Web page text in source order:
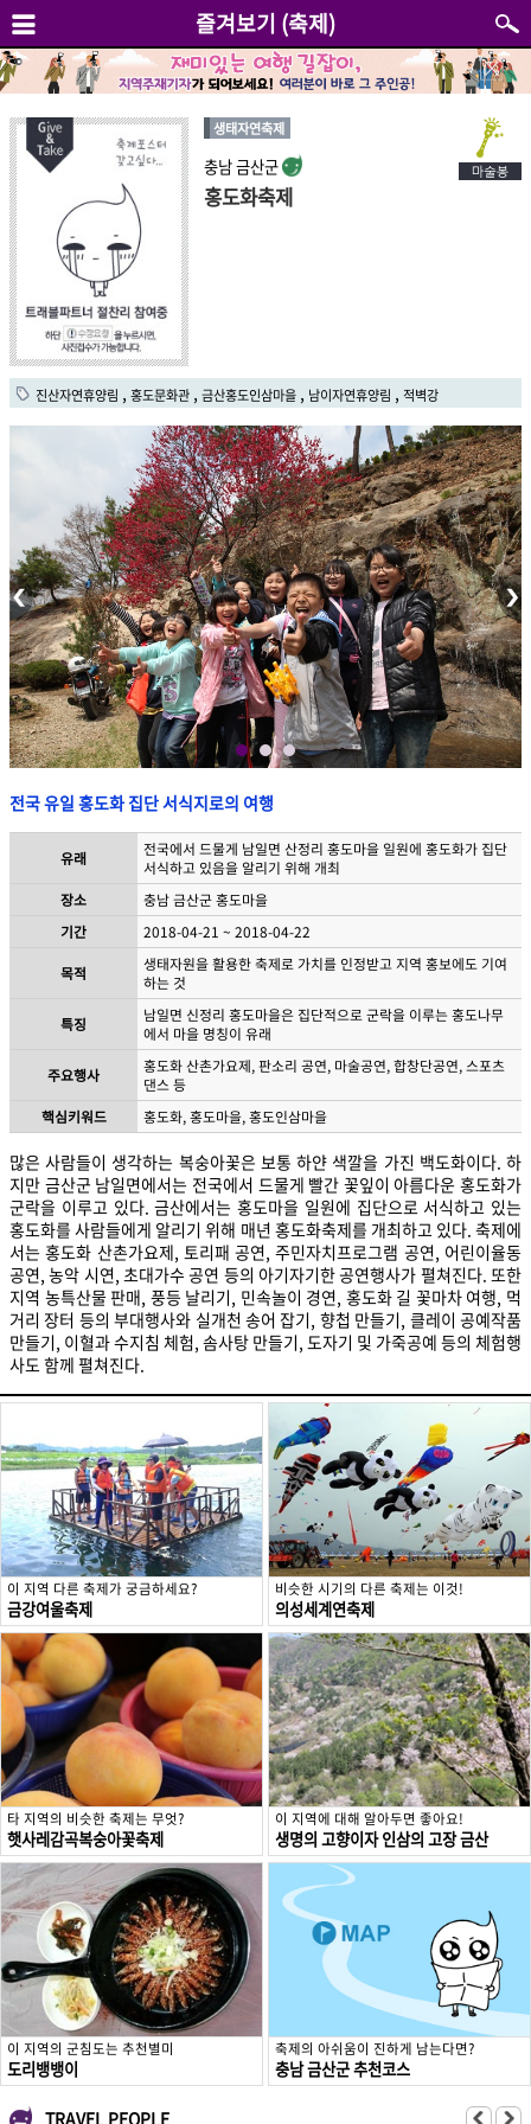
즐겨보기 (축제)
생태자연축제
충남 금산군
홍도화축제
진산자연휴양림 , 홍도문화관 , 금산홍도인삼마을 , 남이자연휴양림 , 적벽강
전국 유일 홍도화 집단 서식지로의 여행
유래
전국에서 드물게 남일면 산정리 홍도마을 일원에 홍도화가 집단
서식하고 있음을 알리기 위해 개최
장소
충남 금산군 홍도마을
기간
2018-04-21 ~ 2018-04-22
목적
생태자원을 활용한 축제로 가치를 인정받고 지역 홍보에도 기여
하는 것
특징
남일면 신정리 홍도마을은 집단적으로 군락을 이루는 홍도나무
에서 마을 명칭이 유래
주요행사
홍도화 산촌가요제, 판소리 공연, 마술공연, 합창단공연, 스포츠
댄스 등
핵심키워드
홍도화, 홍도마을, 홍도인삼마을
많은 사람들이 생각하는 복숭아꽃은 보통 하얀 색깔을 가진 백도화이다. 하
지만 금산군 남일면에서는 전국에서 드물게 빨간 꽃잎이 아름다운 홍도화가
군락을 이루고 있다. 금산에서는 홍도마을 일원에 집단으로 서식하고 있는
홍도화를 사람들에게 알리기 위해 매년 홍도화축제를 개최하고 있다. 축제에
서는 홍도화 산촌가요제, 토리패 공연, 주민자치프로그램 공연, 어린이율동
공연, 농악 시연, 초대가수 공연 등의 아기자기한 공연행사가 펼쳐진다. 또한
지역 농특산물 판매, 풍등 날리기, 민속놀이 경연, 홍도화 길 꽃마차 여행, 먹
거리 장터 등의 부대행사와 실개천 송어 잡기, 향첩 만들기, 클레이 공예작품
만들기, 이혈과 수지침 체험, 솜사탕 만들기, 도자기 및 가죽공예 등의 체험행
사도 함께 펼쳐진다.
이 지역 다른 축제가 궁금하세요?
금강여울축제
비슷한 시기의 다른 축제는 이것!
의성세계연축제
타 지역의 비슷한 축제는 무엇?
햇사레감곡복숭아꽃축제
이 지역에 대해 알아두면 좋아요!
생명의 고향이자 인삼의 고장 금산
이 지역의 군침도는 추천별미
도리뱅뱅이
축제의 아쉬움이 진하게 남는다면?
충남 금산군 추천코스
TRAVEL PEOPLE